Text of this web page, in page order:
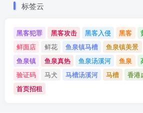
标签云
黑客犯罪 黑客攻击 黑客入侵 黑客
鲜面店
鲜花 鱼泉镇马槽 鱼泉镇美景
鱼泉镇
鱼泉真热 鱼泉汤溪河 鱼泉
验证码
马犬 马槽汤溪河 马槽 香港
首页招租